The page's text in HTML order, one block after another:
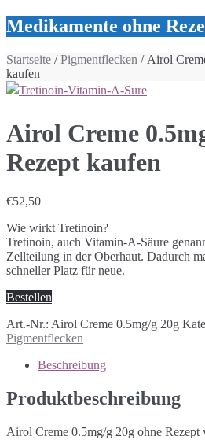
Medikamente ohne
Startseite /Pigmentflecken / Airol
kaufen
Airol Creme
Rezept kaufen
€52,50
Wie wirkt Tretinoin?
Tretinoin, auch Vitamin-A-Säure
Zellteilung in der Oberhaut. Dadurch
schneller Platz für neue.
Bestellen
Art.-Nr.: Airol Creme 0.5mg/g 20g
Pigmentflecken
Beschreibung
Produktbeschreibung
Airol Creme 0.5mg/g 20g ohne Rezept